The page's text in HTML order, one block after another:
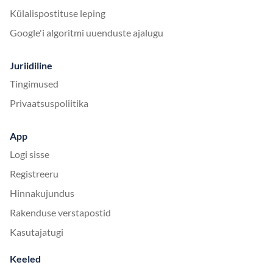
Külalispostituse leping
Google'i algoritmi uuenduste ajalugu
Juriidiline
Tingimused
Privaatsuspoliitika
App
Logi sisse
Registreeru
Hinnakujundus
Rakenduse verstapostid
Kasutajatugi
Keeled